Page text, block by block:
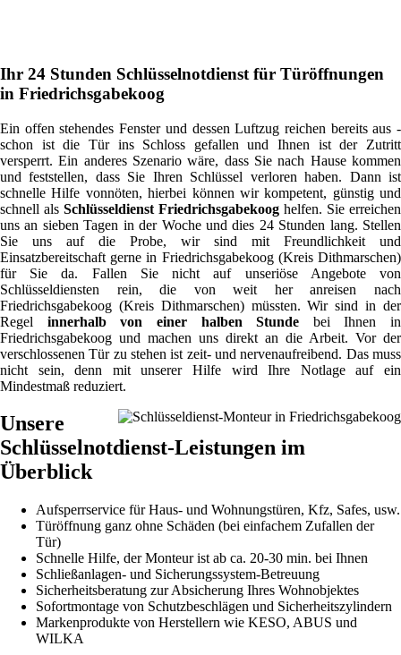
Ihr 24 Stunden Schlüsselnotdienst für Türöffnungen
in Friedrichsgabekoog
Ein offen stehendes Fenster und dessen Luftzug reichen bereits aus -
schon ist die Tür ins Schloss gefallen und Ihnen ist der Zutritt
versperrt. Ein anderes Szenario wäre, dass Sie nach Hause kommen
und feststellen, dass Sie Ihren Schlüssel verloren haben. Dann ist
schnelle Hilfe vonnöten, hierbei können wir kompetent, günstig und
schnell als Schlüsseldienst Friedrichsgabekoog helfen. Sie erreichen
uns an sieben Tagen in der Woche und dies 24 Stunden lang. Stellen
Sie uns auf die Probe, wir sind mit Freundlichkeit und
Einsatzbereitschaft gerne in Friedrichsgabekoog (Kreis Dithmarschen)
für Sie da. Fallen Sie nicht auf unseriöse Angebote von
Schlüsseldiensten rein, die von weit her anreisen nach
Friedrichsgabekoog (Kreis Dithmarschen) müssten. Wir sind in der
Regel innerhalb von einer halben Stunde bei Ihnen in
Friedrichsgabekoog und machen uns direkt an die Arbeit. Vor der
verschlossenen Tür zu stehen ist zeit- und nervenaufreibend. Das muss
nicht sein, denn mit unserer Hilfe wird Ihre Notlage auf ein
Mindestmaß reduziert.
Unsere
Schlüsselnotdienst-Leistungen im
Überblick
Aufsperrservice für Haus- und Wohnungstüren, Kfz, Safes, usw.
Türöffnung ganz ohne Schäden (bei einfachem Zufallen der
Tür)
Schnelle Hilfe, der Monteur ist ab ca. 20-30 min. bei Ihnen
Schließanlagen- und Sicherungssystem-Betreuung
Sicherheitsberatung zur Absicherung Ihres Wohnobjektes
Sofortmontage von Schutzbeschlägen und Sicherheitszylindern
Markenprodukte von Herstellern wie KESO, ABUS und
WILKA